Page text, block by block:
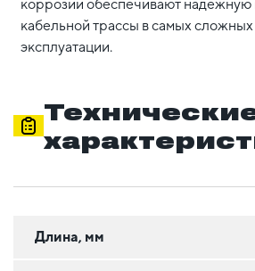
коррозии обеспечивают надежную
кабельной трассы в самых сложных
эксплуатации.
Длина, мм